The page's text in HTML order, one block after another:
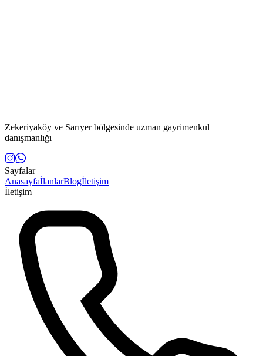
Zekeriyaköy ve Sarıyer bölgesinde uzman gayrimenkul
danışmanlığı
Sayfalar
AnasayfaİlanlarBlogİletişim
İletişim